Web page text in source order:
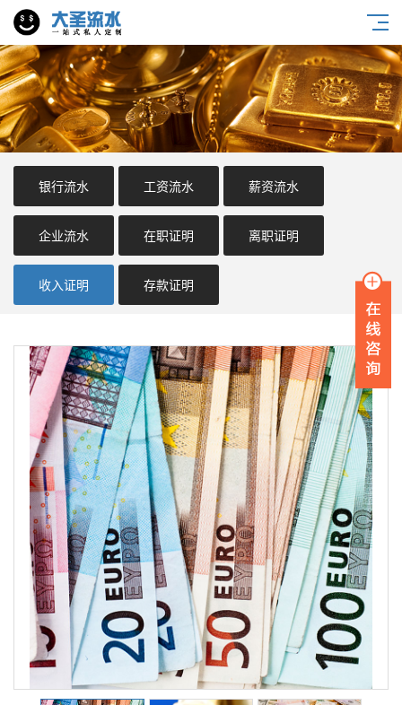
银行流水 工资流水 薪资流水
企业流水 在职证明 离职证明
收入证明 存款证明